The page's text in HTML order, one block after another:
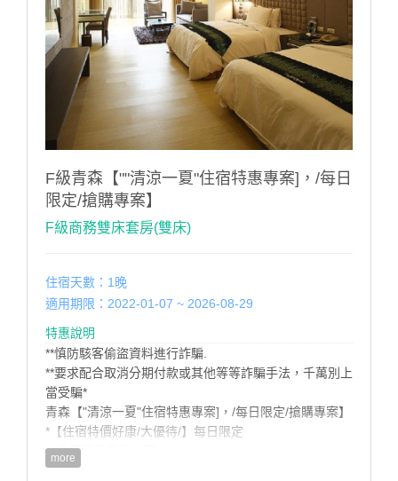
F級青森【""清涼一夏"住宿特惠專案]，/每日
限定/搶購專案】
F級商務雙床套房(雙床)
住宿天數：1晚
適用期限：2022-01-07 ~ 2026-08-29
特惠說明
**慎防駭客偷盜資料進行詐騙.
**要求配合取消分期付款或其他等等詐騙手法，千萬別上
當受騙*
青森【"清涼一夏"住宿特惠專案]，/每日限定/搶購專案】
*【住宿特價好康/大優待/】每日限定
*免費精緻早餐二客!!
*免費漫遊腳踏車租借服務
more